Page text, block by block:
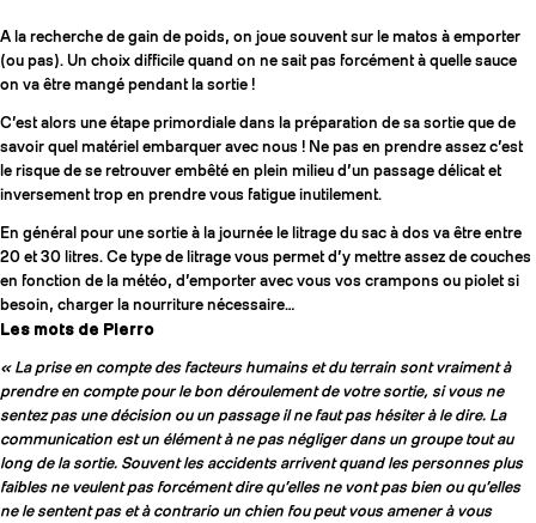
A la recherche de gain de poids, on joue souvent sur le matos à emporter
(ou pas). Un choix difficile quand on ne sait pas forcément à quelle sauce
on va être mangé pendant la sortie !
C’est alors une étape primordiale dans la préparation de sa sortie que de
savoir quel matériel embarquer avec nous ! Ne pas en prendre assez c’est
le risque de se retrouver embêté en plein milieu d’un passage délicat et
inversement trop en prendre vous fatigue inutilement.
En général pour une sortie à la journée le litrage du sac à dos va être entre
20 et 30 litres. Ce type de litrage vous permet d’y mettre assez de couches
en fonction de la météo, d’emporter avec vous vos crampons ou piolet si
besoin, charger la nourriture nécessaire…
Les mots de Pierro
« La prise en compte des facteurs humains et du terrain sont vraiment à
prendre en compte pour le bon déroulement de votre sortie, si vous ne
sentez pas une décision ou un passage il ne faut pas hésiter à le dire. La
communication est un élément à ne pas négliger dans un groupe tout au
long de la sortie. Souvent les accidents arrivent quand les personnes plus
faibles ne veulent pas forcément dire qu’elles ne vont pas bien ou qu’elles
ne le sentent pas et à contrario un chien fou peut vous amener à vous